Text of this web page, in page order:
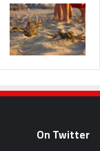
On Twitter